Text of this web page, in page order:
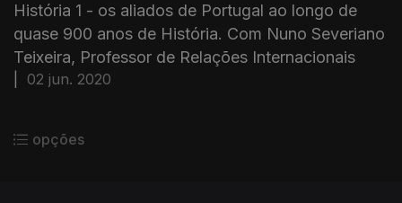
História 1 - os aliados de Portugal ao longo de
quase 900 anos de História. Com Nuno Severiano
Teixeira, Professor de Relações Internacionais
02 jun. 2020
opções